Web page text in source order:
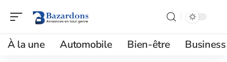
À la une Automobile Bien-être Business